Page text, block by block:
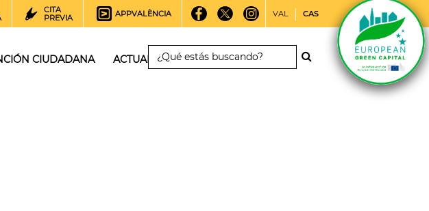
CITA
PREVIA
APPVALÈNCIA VAL CAS
CIUDADANA ACTUALIDAD